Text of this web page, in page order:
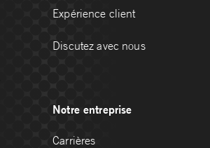
Expérience client
Discutez avec nous
Notre entreprise
Carrières